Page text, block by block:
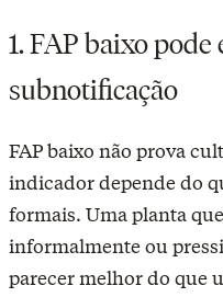
1. FAP baixo pode
subnotificação
FAP baixo não prova
indicador depende do
formais. Uma planta
informalmente ou
parecer melhor do que